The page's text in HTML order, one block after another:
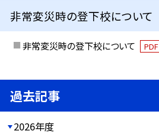
非常変災時の登下校について
非常変災時の登下校について PDF
過去記事
2026年度